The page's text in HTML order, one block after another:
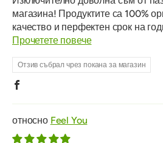
магазина! Продуктите са 100%
качество и перфектен срок на
Прочетете повече
Отзив събрал чрез покана за магазин
Feel You